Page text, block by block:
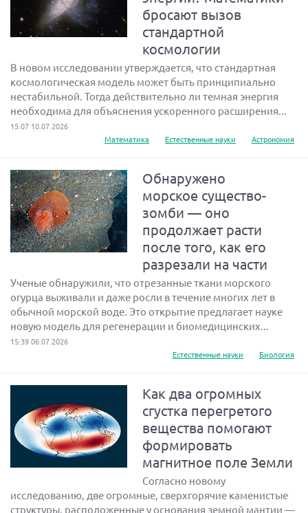
бросают вызов
стандартной
космологии
В новом исследовании утверждается, что стандартная
космологическая модель может быть принципиально
нестабильной. Тогда действительно ли темная энергия
необходима для объяснения ускоренного расширения...
15:07 10.07.2026
Математика
Естественные науки Астрономия
Обнаружено
морское существо-
зомби — оно
продолжает расти
после того, как его
разрезали на части
Ученые обнаружили, что отрезанные ткани морского
огурца выживали и даже росли в течение многих лет в
обычной морской воде. Это открытие предлагает науке
новую модель для регенерации и биомедицинских...
15:39 06.07.2026
Естественные науки
Биология
Как два огромных
сгустка перегретого
вещества помогают
формировать
магнитное поле Земли
Согласно новому
исследованию, две огромные, сверхгорячие каменистые
структуры, расположенные у основания земной мантии —